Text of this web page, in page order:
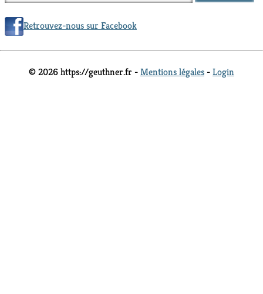
Retrouvez-nous sur Facebook
© 2026 https://geuthner.fr -Mentions légales -Login